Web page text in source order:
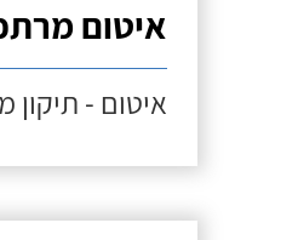
איטום
איטום -